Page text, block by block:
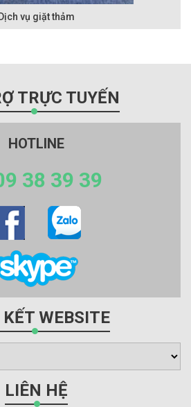
Dịch vụ giặt thảm
TRỰC TUYẾN
HOTLINE
38 39 39
WEBSITE
LIÊN HỆ